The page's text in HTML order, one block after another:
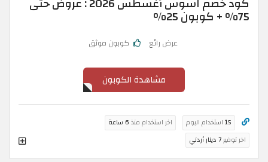
75% + كوبون 25%
عرض رائع كوبون موثق
مشاهدة الكوبون
15 استخدام اليوم اخر استخدام منذ 6 ساعة
اخر توفير7 دينار أردني